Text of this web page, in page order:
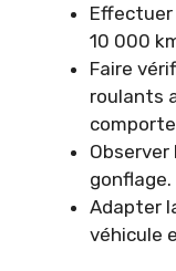
10 000
Faire
roulants
Observer
gonflage.
Adapter
véhicule